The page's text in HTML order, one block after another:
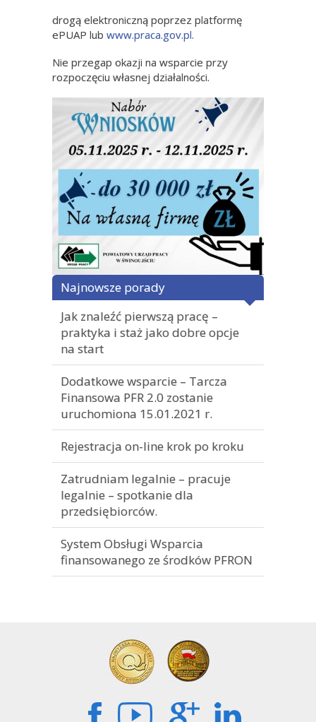
drogą elektroniczną poprzez platformę
ePUAP lub www.praca.gov.pl.
Nie przegap okazji na wsparcie przy
rozpoczęciu własnej działalności.
Najnowsze porady
Jak znaleźć pierwszą pracę –
praktyka i staż jako dobre opcje
na start
Dodatkowe wsparcie – Tarcza
Finansowa PFR 2.0 zostanie
uruchomiona 15.01.2021 r.
Rejestracja on-line krok po kroku
Zatrudniam legalnie – pracuje
legalnie – spotkanie dla
przedsiębiorców.
System Obsługi Wsparcia
finansowanego ze środków PFRON